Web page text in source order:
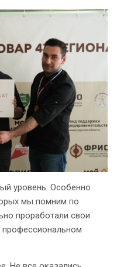
уровень. Особенно
мы помним по
проработали свои